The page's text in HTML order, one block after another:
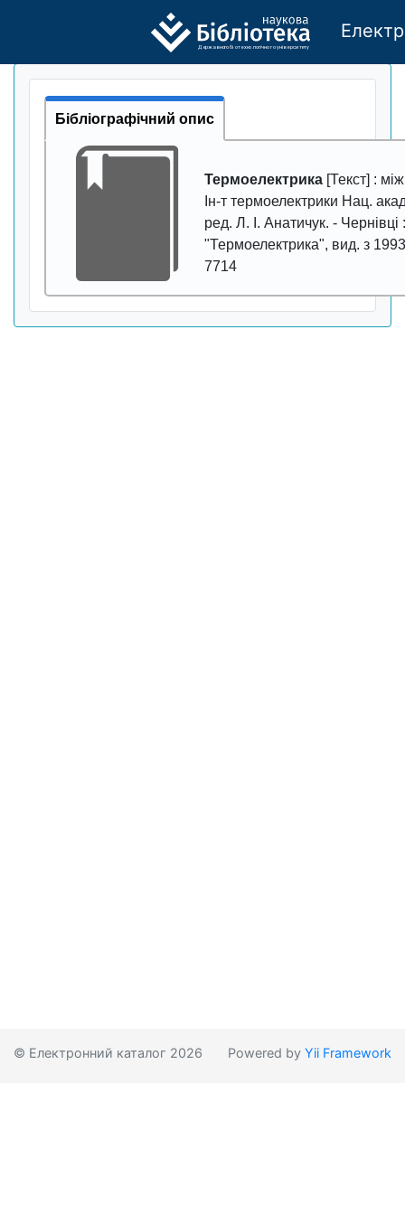
Державного бі отехно логічно го універси тету
Бібліографічний опис
Термоелектрика [Текст] :
Ін-т термоелектрики Нац.
ред. Л. І. Анатичук. -
"Термоелектрика", вид. з
7714
© Електронний каталог 2026 Powered by Yii Framework